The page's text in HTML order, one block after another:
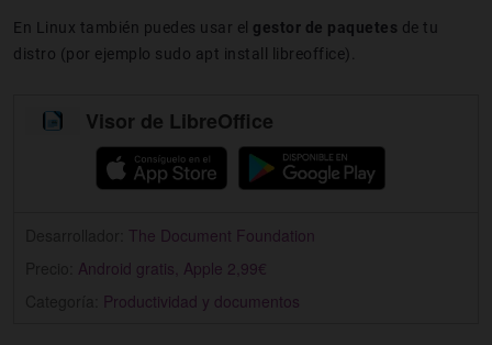
En Linux también puedes usar el gestor de paquetes de tu
distro (por ejemplo sudo apt install libreoffice).
Visor de LibreOffice
The Document Foundation
Android gratis, Apple 2,99€
Productividad y documentos